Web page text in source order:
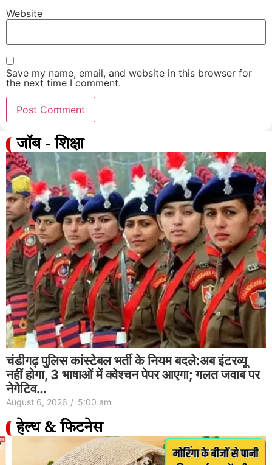
Website
Save my name, email, and website in this browser for
the next time I comment.
जॉब - शिक्षा
चंडीगढ़ पुलिस कांस्टेबल भर्ती के नियम बदले:अब इंटरव्यू
नहीं होगा, 3 भाषाओं में क्वेश्चन पेपर आएगा; गलत जवाब पर
नेगेटिव…
August 6, 2026 / 5:00 am
हेल्थ & फिटनेस